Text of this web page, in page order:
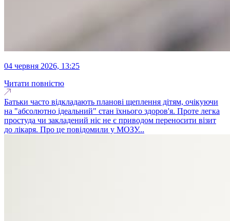
04 червня 2026, 13:25
Читати повністю
Батьки часто відкладають планові щеплення дітям, очікуючи
на "абсолютно ідеальний" стан їхнього здоров'я. Проте легка
простуда чи закладений ніс не є приводом переносити візит
до лікаря. Про це повідомили у МОЗУ...